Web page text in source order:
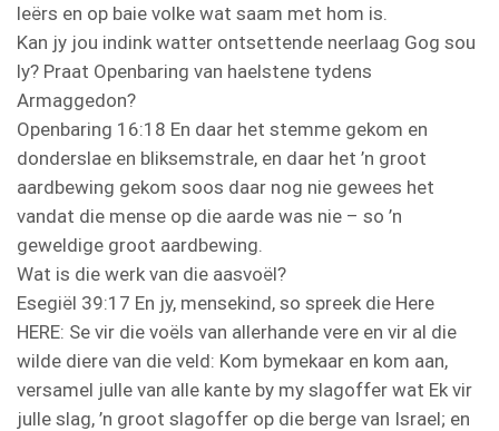
leërs en op baie volke wat saam met hom is.
Kan jy jou indink watter ontsettende neerlaag Gog sou
ly? Praat Openbaring van haelstene tydens
Armaggedon?
Openbaring 16:18 En daar het stemme gekom en
donderslae en bliksemstrale, en daar het ’n groot
aardbewing gekom soos daar nog nie gewees het
vandat die mense op die aarde was nie – so ’n
geweldige groot aardbewing.
Wat is die werk van die aasvoël?
Esegiël 39:17 En jy, mensekind, so spreek die Here
HERE: Se vir die voëls van allerhande vere en vir al die
wilde diere van die veld: Kom bymekaar en kom aan,
versamel julle van alle kante by my slagoffer wat Ek vir
julle slag, ’n groot slagoffer op die berge van Israel; en